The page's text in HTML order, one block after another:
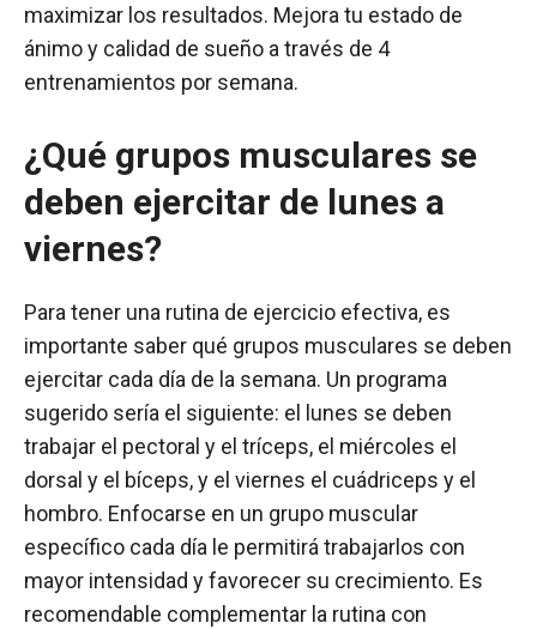
maximizar los resultados. Mejora tu estado de
ánimo y calidad de sueño a través de 4
entrenamientos por semana.
¿Qué grupos musculares se
deben ejercitar de lunes a
viernes?
Para tener una rutina de ejercicio efectiva, es
importante saber qué grupos musculares se deben
ejercitar cada día de la semana. Un programa
sugerido sería el siguiente: el lunes se deben
trabajar el pectoral y el tríceps, el miércoles el
dorsal y el bíceps, y el viernes el cuádriceps y el
hombro. Enfocarse en un grupo muscular
específico cada día le permitirá trabajarlos con
mayor intensidad y favorecer su crecimiento. Es
recomendable complementar la rutina con